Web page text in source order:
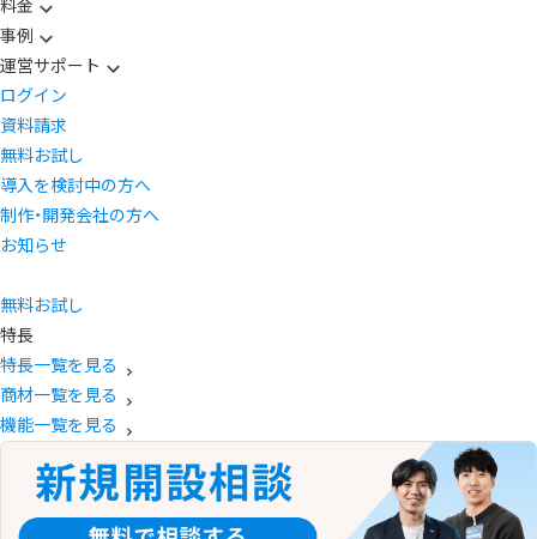
料金
事例
運営サポート
ログイン
資料請求
無料お試し
導入を検討中の方へ
制作・開発会社の方へ
お知らせ
無料お試し
特長
特長一覧を見る
商材一覧を見る
機能一覧を見る